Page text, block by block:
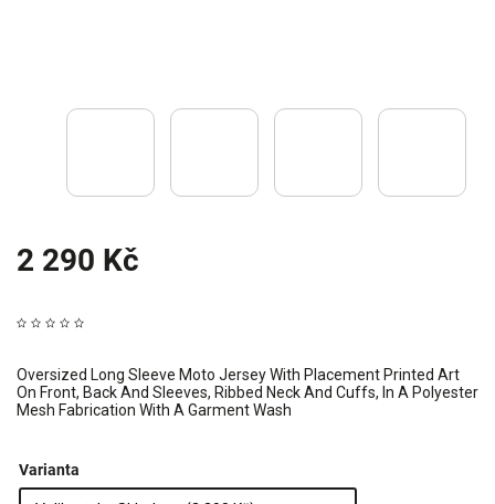
2 290 Kč
Oversized Long Sleeve Moto Jersey With Placement Printed Art
On Front, Back And Sleeves, Ribbed Neck And Cuffs, In A Polyester
Mesh Fabrication With A Garment Wash
Varianta